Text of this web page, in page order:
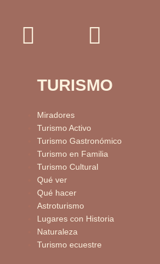
TURISMO
Miradores
Turismo Activo
Turismo Gastronómico
Turismo en Familia
Turismo Cultural
Qué ver
Qué hacer
Astroturismo
Lugares con Historia
Naturaleza
Turismo ecuestre